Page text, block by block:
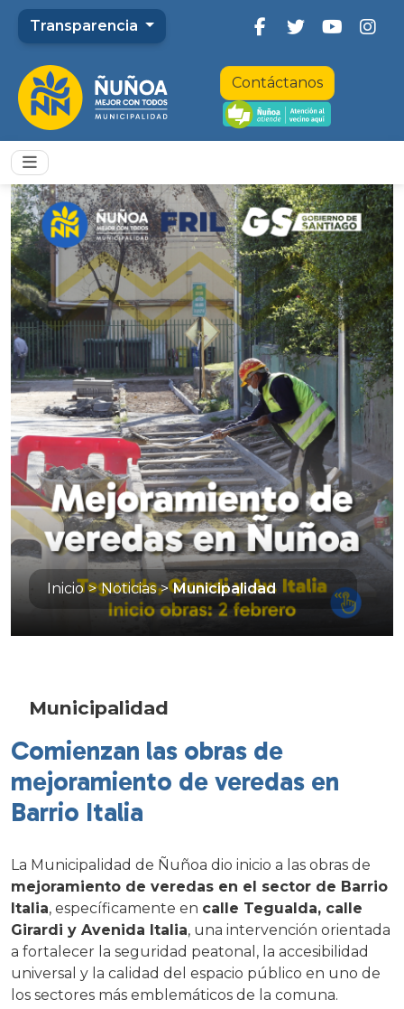
Transparencia
Contáctanos
Inicio > Noticias > Municipalidad
Municipalidad
Comienzan las obras de
mejoramiento de veredas en
Barrio Italia
La Municipalidad de Ñuñoa dio inicio a las obras de
mejoramiento de veredas en el sector de Barrio
Italia, específicamente en calle Tegualda, calle
Girardi y Avenida Italia, una intervención orientada
a fortalecer la seguridad peatonal, la accesibilidad
universal y la calidad del espacio público en uno de
los sectores más emblemáticos de la comuna.